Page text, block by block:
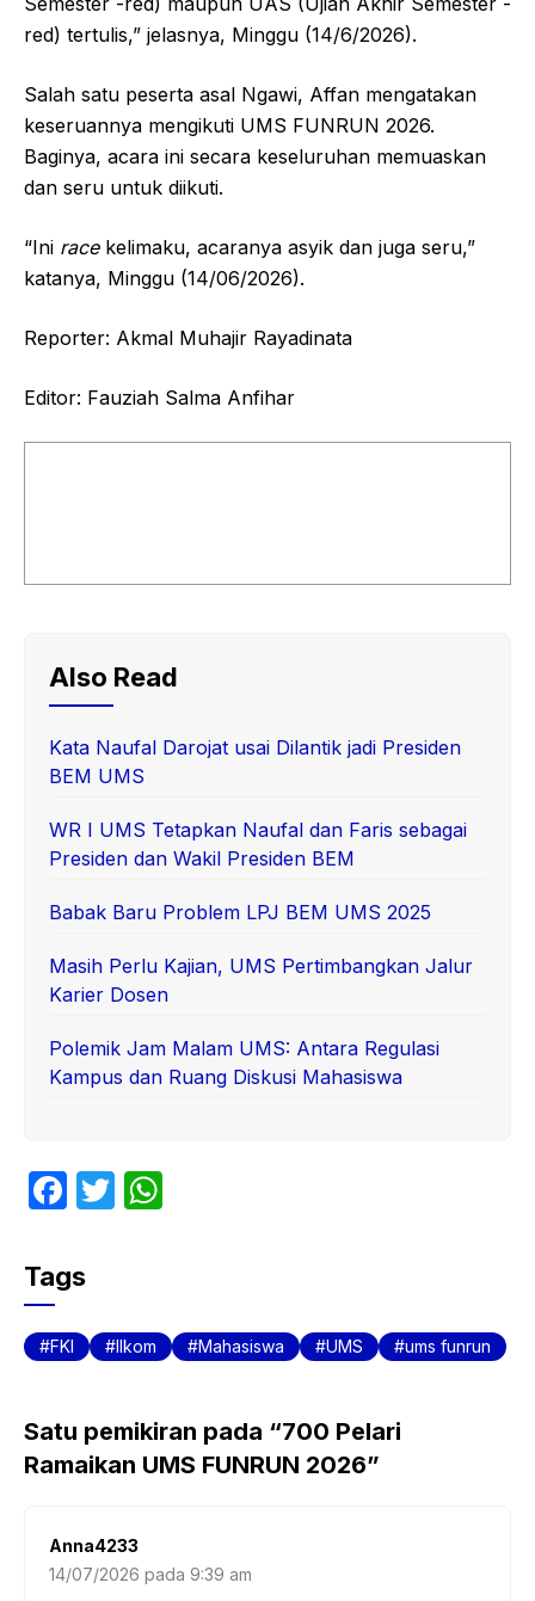
red) tertulis,” jelasnya, Minggu (14/6/2026).
Salah satu peserta asal Ngawi, Affan mengatakan
keseruannya mengikuti UMS FUNRUN 2026.
Baginya, acara ini secara keseluruhan memuaskan
dan seru untuk diikuti.
“Ini racekelimaku, acaranya asyik dan juga seru,”
katanya, Minggu (14/06/2026).
Reporter: Akmal Muhajir Rayadinata
Editor: Fauziah Salma Anfihar
Also Read
Kata Naufal Darojat usai Dilantik jadi Presiden
BEM UMS
WR I UMS Tetapkan Naufal dan Faris sebagai
Presiden dan Wakil Presiden BEM
Babak Baru Problem LPJ BEM UMS 2025
Masih Perlu Kajian, UMS Pertimbangkan Jalur
Karier Dosen
Polemik Jam Malam UMS: Antara Regulasi
Kampus dan Ruang Diskusi Mahasiswa
F
c
e
b
o
k
T
A
p
Tags
FKI Ilkom Mahasiswa UMS ums funrun
Satu pemikiran pada “700 Pelari
Ramaikan UMS FUNRUN 2026”
Anna4233
14/07/2026 pada 9:39 am